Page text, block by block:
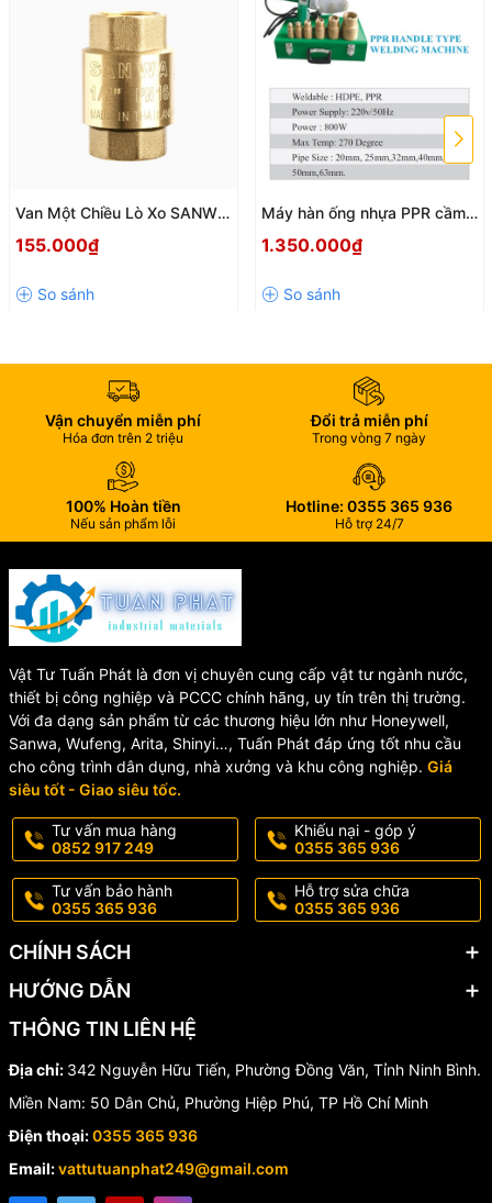
UPVC: 0 – 45°C
CPVC & PP-H: 0 – 95°C
Màu sắc:
UPVC: Xám đen
PP-H: Vàng nhạt
Hệ thống hồ bơi, spa, bể chứa nước
Hệ thống năng lượng mặt trời
Ngành thủy lợi, thủy canh, thủy sản
Các hệ thống bơm và bình chứa trong nhà máy
4. Ưu điểm nổi bật
Khả năng chống ăn mòn hóa chất tuyệt vời
môi trường axit, kiềm nhẹ
Bề mặt trong nhẵn, giúp dòng chảy ổn định
Chi phí đầu tư và bảo trì thấp, dễ dàng tháo lắp khi cần vệ
sinh hoặc thay thế
Chịu nhiệt tốtđối với nhiều điều kiện làm việc khác nhau
Thiết kế nhỏ gọn, dễ dàng lắp đặt trong mọi không gian hệ
thống đường ống
5. Vì sao nên chọn Van một
chiều nhựa Shie Yu?
Thương hiệu uy tín Đài Loan
ngặt
Đa dạng kích thước và chuẩn kết nối
hệ thống
Hiệu quả cao trong bảo vệ hệ thống đường ốngkhỏi sự cố
chảy ngược, rò rỉ
Giá thành cạnh tranh, phù hợp với mọi quy mô công trình từ
dân dụng đến công nghiệp
Van Một Chiều Lò Xo SANWA
155.000₫
Máy hàn ống nhựa PPR cầm
hàn chắc, bền bỉ
1.350.000₫
Vận chuyển miễn phí
Hóa đơn trên 2 triệu
Đổi trả miễn phí
Trong vòng 7 ngày
100% Hoàn tiền
Nếu sản phẩm lỗi
Hotline: 0355 365 936
Hỗ trợ 24/7
Vật Tư Tuấn Phát là đơn vị chuyên cung cấp vật tư ngành nước,
thiết bị công nghiệp và PCCC chính hãng, uy tín trên thị trường.
Với đa dạng sản phẩm từ các thương hiệu lớn như Honeywell,
Sanwa, Wufeng, Arita, Shinyi…, Tuấn Phát đáp ứng tốt nhu cầu
cho công trình dân dụng, nhà xưởng và khu công nghiệp. Giá
siêu tốt - Giao siêu tốc.
Tư vấn mua hàng
0852 917 249
Khiếu nại - góp ý
0355 365 936
Tư vấn bảo hành
0355 365 936
Hỗ trợ sửa chữa
0355 365 936
CHÍNH SÁCH
HƯỚNG DẪN
THÔNG TIN LIÊN HỆ
Địa chỉ: 342 Nguyễn Hữu Tiến, Phường Đồng Văn, Tỉnh Ninh Bình.
Miền Nam: 50 Dân Chủ, Phường Hiệp Phú, TP Hồ Chí Minh
Điện thoại:0355 365 936
Email:vattutuanphat249@gmail.com